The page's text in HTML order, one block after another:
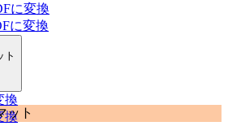
に変換
に変換
ト
換
換
ット